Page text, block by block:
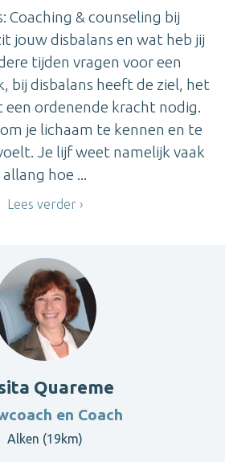
Coaching & counseling bij
jouw disbalans en wat heb jij
tijden vragen voor een
bij disbalans heeft de ziel, het
een ordenende kracht nodig.
je lichaam te kennen en te
Je lijf weet namelijk vaak
allang hoe ...
Lees verder
Quareme
en Coach
Alken (19km)